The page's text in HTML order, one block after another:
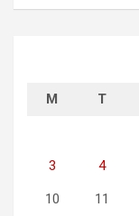
M T
3 4
10 11